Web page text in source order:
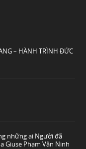
– HÀNH TRÌNH ĐỨC
những ai Người đã
Giuse Phạm Văn Ninh